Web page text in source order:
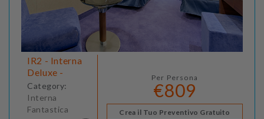
IR2 - Interna
Deluxe -
Category:
Interna
Fantastica
Per Persona
€809
Crea il Tuo Preventivo Gratuito